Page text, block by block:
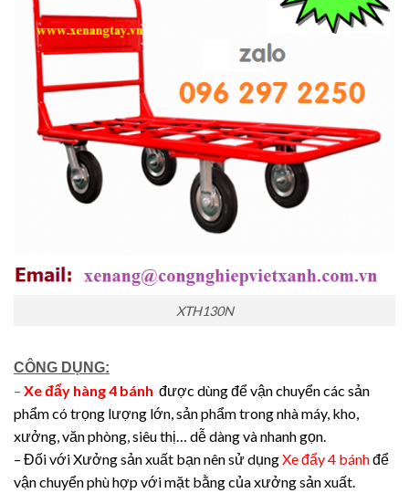
XTH130N
CÔNG DỤNG:
– Xe đẩy hàng 4 bánh được dùng để vận chuyển các sản
phẩm có trọng lượng lớn, sản phẩm trong nhà máy, kho,
xưởng, văn phòng, siêu thị… dễ dàng và nhanh gọn.
– Đối với Xưởng sản xuất bạn nên sử dụngXe đẩy 4 bánhđể
vận chuyển phù hợp với mặt bằng của xưởng sản xuất.